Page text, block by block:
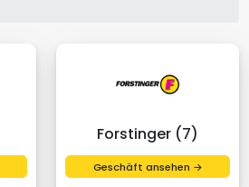
Forstinger (7)
Geschäft ansehen →